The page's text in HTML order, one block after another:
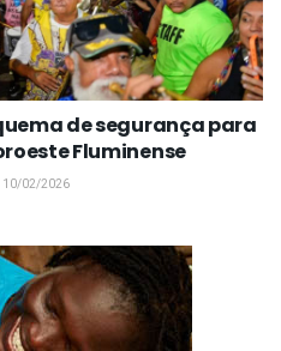
de segurança para
Fluminense
10/02/2026